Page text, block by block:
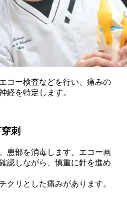
コー検査などを行い、痛みの
経を特定します。
刺
患部を消毒します。エコー画
認しながら、慎重に針を進め
クリとした痛みがあります。